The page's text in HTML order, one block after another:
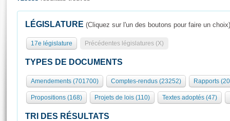
Présidence
577 députés
Groupes politiques
Séance publique
Commissions et autres organes
Europe et International
Rôle et pouvoirs de l'Assemblée
Organisation de l'Assemblée
Présidence Conférence des Présidents Bureau Collège des
Visiter l'Assemblée
Visite virtuelle du palais Bourbon
Assister à une séance
LÉGISLATURE (Cliquez sur l'un des boutons pour faire un choix)
17e législature Précédentes législatures (X)
TYPES DE DOCUMENTS
Amendements (701700) Comptes-rendus (23252) Rapports
Propositions (168) Projets de lois (110) Textes adoptés (47)
TRI DES RÉSULTATS